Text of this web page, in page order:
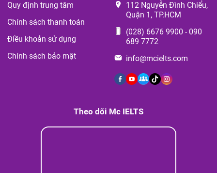
Quy định trung tâm
Chính sách thanh toán
Điều khoản sử dụng
Chính sách bảo mật
112 Nguyễn Đình Chiểu,
Quận 1, TP.HCM
(028) 6676 9900 - 090
689 7772
info@mcielts.com
Theo dõi Mc IELTS